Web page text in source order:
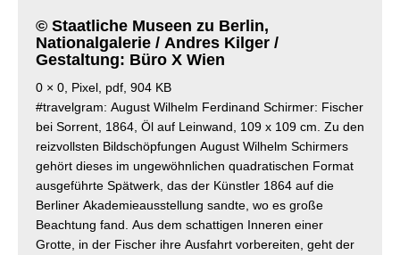
© Staatliche Museen zu Berlin,
Nationalgalerie / Andres Kilger /
Gestaltung: Büro X Wien
0 × 0, Pixel, pdf, 904 KB
#travelgram: August Wilhelm Ferdinand Schirmer: Fischer
bei Sorrent, 1864, Öl auf Leinwand, 109 x 109 cm. Zu den
reizvollsten Bildschöpfungen August Wilhelm Schirmers
gehört dieses im ungewöhnlichen quadratischen Format
ausgeführte Spätwerk, das der Künstler 1864 auf die
Berliner Akademieausstellung sandte, wo es große
Beachtung fand. Aus dem schattigen Inneren einer
Grotte, in der Fischer ihre Ausfahrt vorbereiten, geht der